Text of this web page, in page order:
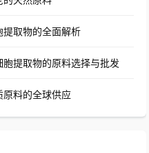
提取物的全面解析
提取物的原料选择与批发
原料的全球供应